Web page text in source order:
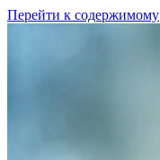
Перейти к содержимому